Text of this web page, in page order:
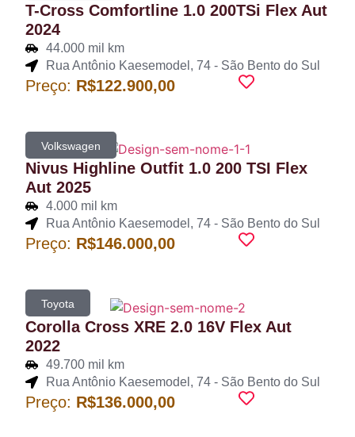
T-Cross Comfortline 1.0 200TSi Flex Aut
2024
44.000 mil km
Rua Antônio Kaesemodel, 74 - São Bento do Sul
Preço: R$122.900,00
Volkswagen
Nivus Highline Outfit 1.0 200 TSI Flex
Aut 2025
4.000 mil km
Rua Antônio Kaesemodel, 74 - São Bento do Sul
Preço: R$146.000,00
Toyota
Corolla Cross XRE 2.0 16V Flex Aut
2022
49.700 mil km
Rua Antônio Kaesemodel, 74 - São Bento do Sul
Preço: R$136.000,00